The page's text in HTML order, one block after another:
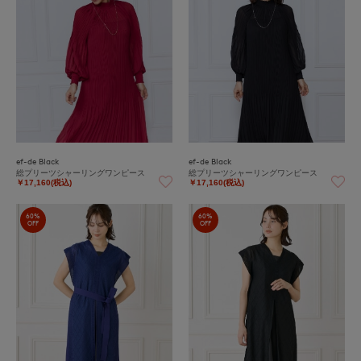
ef-de Black
総プリーツシャーリングワンピース
￥17,160(税込)
ef-de Black
総プリーツシャーリングワンピース
￥17,160(税込)
60%
OFF
60%
OFF